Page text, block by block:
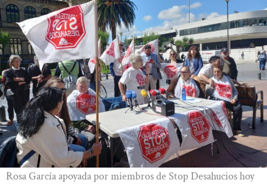
Rosa García apoyada por miembros de Stop Desahucios hoy